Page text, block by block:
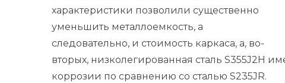
характеристики позволили существенно
уменьшить металлоемкость, а
следовательно, и стоимость каркаса, а, во-
вторых, низколегированная сталь S355J2H
коррозии по сравнению со сталью S235JR.